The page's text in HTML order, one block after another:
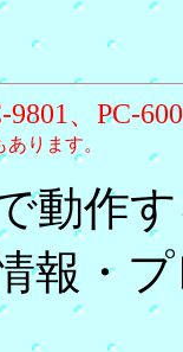
、PC-
す。
動作
報・